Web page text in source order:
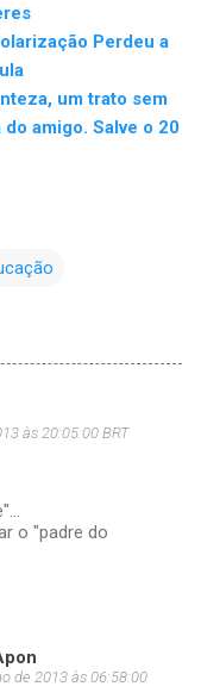
Perdeu a
um trato sem
amigo. Salve o 20
às 20:05:00 BRT
o "padre do
de 2013 às 06:58:00